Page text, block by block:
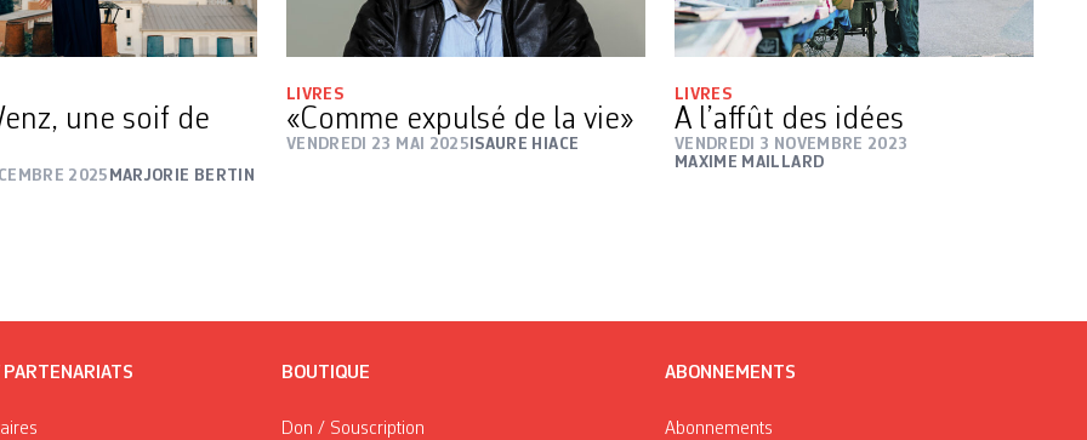
une soif de
2025 MARJORIE BERTIN
LIVRES
«Comme expulsé de la vie»
VENDREDI 23 MAI 2025 ISAURE HIACE
LIVRES
A l’affût des idées
VENDREDI 3 NOVEMBRE 2023
MAXIME MAILLARD
BOUTIQUE
Don / Souscription
ABONNEMENTS
Abonnements